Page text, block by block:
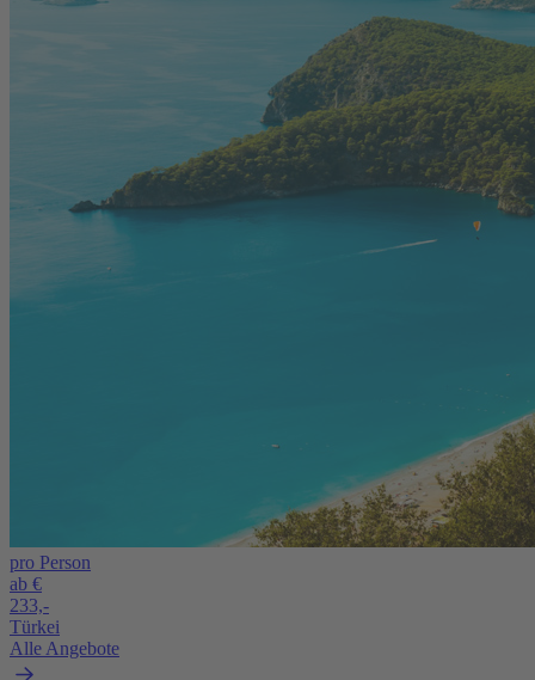
pro Person
ab €
233,-
Türkei
Alle Angebote